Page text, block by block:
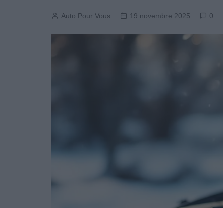
Auto Pour Vous 19 novembre 2025 0